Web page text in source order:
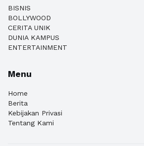
BISNIS
BOLLYWOOD
CERITA UNIK
DUNIA KAMPUS
ENTERTAINMENT
Menu
Home
Berita
Kebijakan Privasi
Tentang Kami